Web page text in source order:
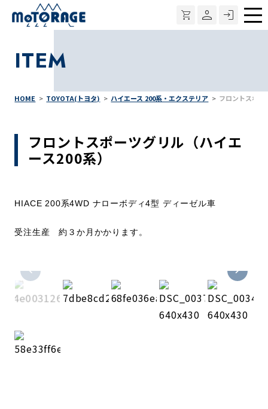
ITEM
HOME TOYOTA(トヨタ) ハイエース 200系・エクステリア フロントスポー
フロントスポーツグリル（ハイエ
ース200系）
HIACE 200系4WD ナローボディ4型 ディーゼル車
受注生産 約３か月かかります。
メ